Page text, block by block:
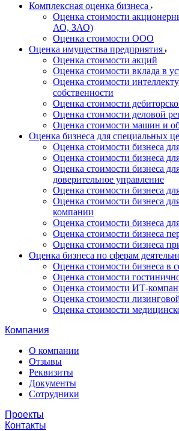
Комплексная оценка бизнеса
Оценка стоимости
АО, ЗАО)
Оценка стоимости ООО
Оценка имущества предприятия
Оценка стоимости акций
Оценка стоимости вклада в
Оценка стоимости
собственности
Оценка стоимости
Оценка стоимости деловой
Оценка стоимости машин и
Оценка бизнеса для специальных
Оценка стоимости бизнеса
Оценка стоимости бизнеса
Оценка стоимости бизнеса
доверительное управление
Оценка стоимости бизнеса
Оценка стоимости бизнеса
компании
Оценка стоимости бизнеса
Оценка стоимости бизнеса
Оценка стоимости бизнеса
Оценка бизнеса по сферам
Оценка стоимости бизнеса в
Оценка стоимости
Оценка стоимости ИТ-
Оценка стоимости
Оценка стоимости
Компания
О компании
Отзывы
Реквизиты
Документы
Сотрудники
Проекты
Контакты